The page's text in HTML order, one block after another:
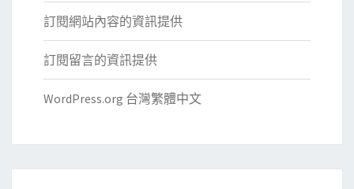
訂閱網站內容的資訊提供
訂閱留言的資訊提供
WordPress.org 台灣繁體中文